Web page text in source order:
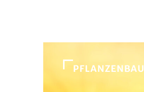
PFLANZENBAU